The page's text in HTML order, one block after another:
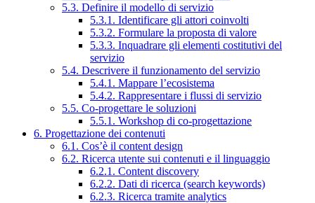
5.3. Definire il modello di servizio
5.3.1. Identificare gli attori coinvolti
5.3.2. Formulare la proposta di valore
5.3.3. Inquadrare gli elementi costitutivi del
servizio
5.4. Descrivere il funzionamento del servizio
5.4.1. Mappare l’ecosistema
5.4.2. Rappresentare i flussi di servizio
5.5. Co-progettare le soluzioni
5.5.1. Workshop di co-progettazione
6. Progettazione dei contenuti
6.1. Cos’è il content design
6.2. Ricerca utente sui contenuti e il linguaggio
6.2.1. Content discovery
6.2.2. Dati di ricerca (search keywords)
6.2.3. Ricerca tramite analytics